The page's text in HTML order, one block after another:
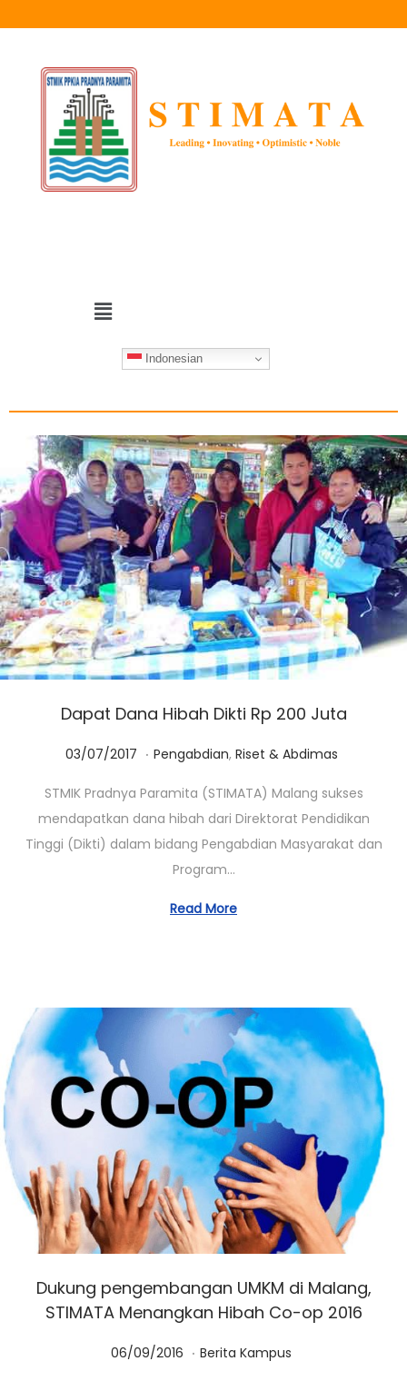
Indonesian
Dapat Dana Hibah Dikti Rp 200 Juta
Posted on
03/07/2017 0
/
0
3
. Posted in
Pengabdian, Riset & Abdimas
STMIK Pradnya Paramita (STIMATA) Malang sukses
mendapatkan dana hibah dari Direktorat Pendidikan
Tinggi (Dikti) dalam bidang Pengabdian Masyarakat dan
Program…
Read More
Dukung pengembangan UMKM di Malang,
STIMATA Menangkan Hibah Co-op 2016
Posted on
06/09/2016 0. Posted in
Berita Kampus